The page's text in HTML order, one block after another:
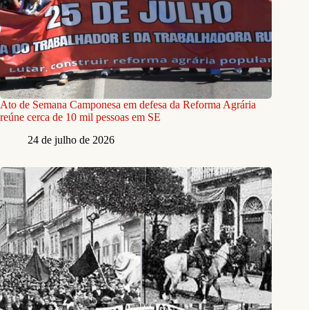
Ato de Semana Camponesa em defesa da Reforma Agrária
reúne cerca de 10 mil pessoas em SE
24 de julho de 2026